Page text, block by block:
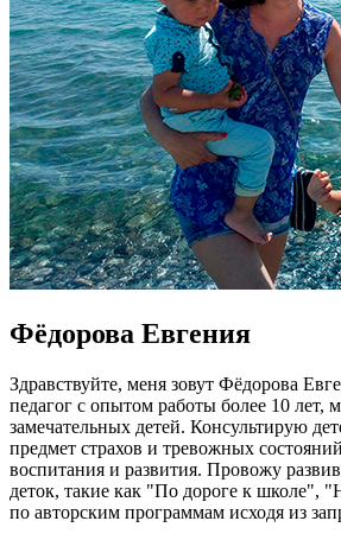
Фёдорова Евгения
Здравствуйте, меня зовут Фёдорова
педагог с опытом работы более 10 лет,
замечательных детей. Консультирую
предмет страхов и тревожных
воспитания и развития. Провожу
деток, такие как "По дороге к школе",
по авторским программам исходя из